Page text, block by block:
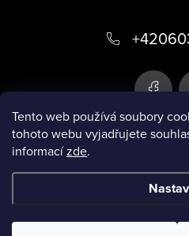
Tento web používá soubory
tohoto webu vyjadřujete
informacízde.
a
Infobox